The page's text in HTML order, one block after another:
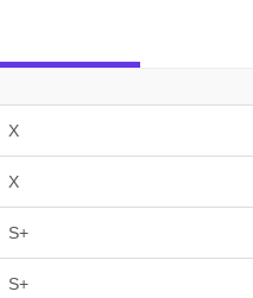
X
X
S+
S+